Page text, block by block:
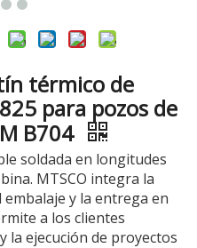
térmico de
para pozos de
B704
soldada en longitudes
MTSCO integra la
y la entrega en
a los clientes
la ejecución de proyectos